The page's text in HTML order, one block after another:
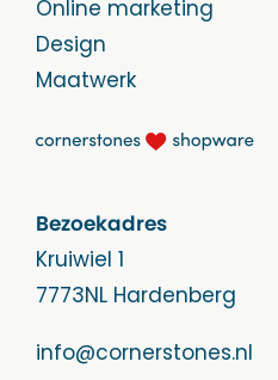
Online marketing
Design
Maatwerk
Bezoekadres
Kruiwiel 1
7773NL Hardenberg
info@cornerstones.nl